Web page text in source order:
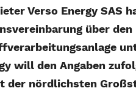
Verso Energy SAS
über den
will den Angaben
der nördlichsten